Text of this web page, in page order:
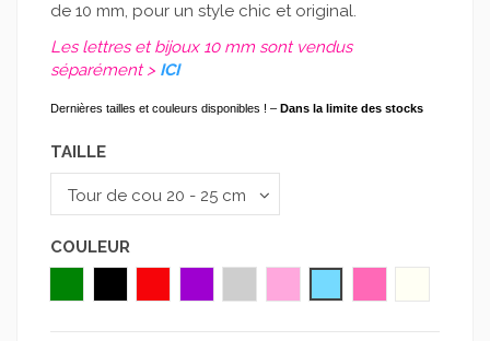
de 10 mm, pour un style chic et original.
Les lettres et bijoux 10 mm sont vendus
séparément > ICI
Dernières tailles et couleurs disponibles ! – Dans la limite des stocks
TAILLE
COULEUR